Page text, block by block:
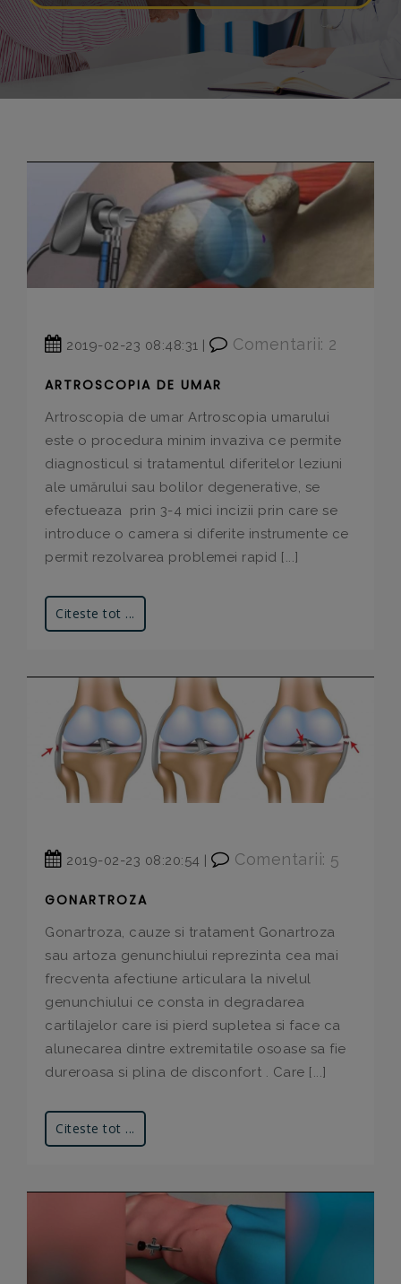
2019-02-23 08:48:31 | Comentarii: 2
ARTROSCOPIA DE UMAR
Artroscopia de umar Artroscopia umarului
este o procedura minim invaziva ce permite
diagnosticul si tratamentul diferitelor leziuni
ale umărului sau bolilor degenerative, se
efectueaza prin 3-4 mici incizii prin care se
introduce o camera si diferite instrumente ce
permit rezolvarea problemei rapid [...]
Citeste tot ...
2019-02-23 08:20:54 | Comentarii: 5
GONARTROZA
Gonartroza, cauze si tratament Gonartroza
sau artoza genunchiului reprezinta cea mai
frecventa afectiune articulara la nivelul
genunchiului ce consta in degradarea
cartilajelor care isi pierd supletea si face ca
alunecarea dintre extremitatile osoase sa fie
dureroasa si plina de disconfort . Care [...]
Citeste tot ...